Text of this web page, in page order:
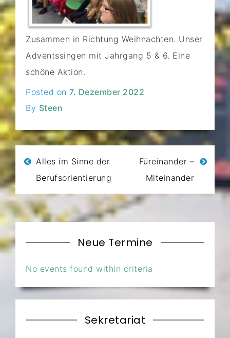
Zusammen in Richtung Weihnachten. Unser
Adventssingen mit Jahrgang 5 & 6. Eine
schöne Aktion.
Posted on 7. Dezember 2022
By Steen
Beitragsnavigation
Alles im Sinne der
Berufsorientierung
Füreinander –
Miteinander
Neue Termine
No events found within criteria
Sekretariat